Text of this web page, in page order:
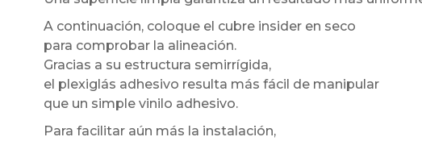
A continuación, coloque el cubre insider en seco
para comprobar la alineación.
Gracias a su estructura semirrígida,
el plexiglás adhesivo resulta más fácil de manipular
que un simple vinilo adhesivo.
Para facilitar aún más la instalación,